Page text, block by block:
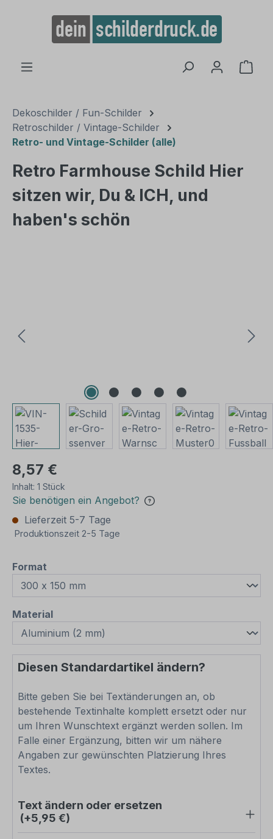
springen
Dekoschilder / Fun-Schilder
Retroschilder / Vintage-Schilder
Retro- und Vintage-Schilder (alle)
Retro Farmhouse Schild Hier
sitzen wir, Du & ICH, und
haben's schön
8,57 €
Inhalt: 1 Stück
Sie benötigen ein Angebot?
Lieferzeit 5-7 Tage
Produktionszeit 2-5 Tage
Format
Materialauswählen
Diesen Standardartikel ändern?
Bitte geben Sie bei Textänderungen an, ob
bestehende Textinhalte komplett ersetzt oder nur
um Ihren Wunschtext ergänzt werden sollen. Im
Falle einer Ergänzung, bitten wir um nähere
Angaben zur gewünschten Platzierung Ihres
Textes.
Text ändern oder ersetzen
(+5,95 €)